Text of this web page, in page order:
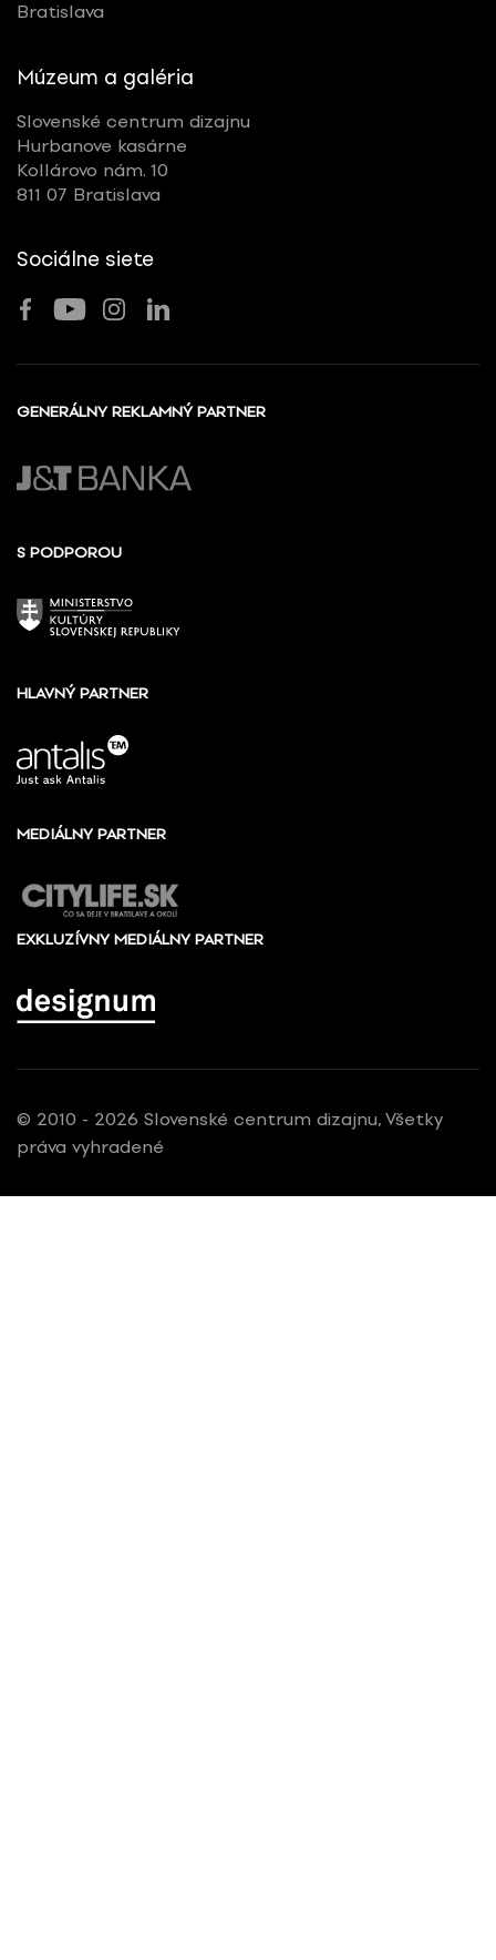
Bratislava
Múzeum a galéria
Slovenské centrum dizajnu
Hurbanove kasárne
Kollárovo nám. 10
811 07 Bratislava
Sociálne siete
GENERÁLNY REKLAMNÝ PARTNER
S PODPOROU
HLAVNÝ PARTNER
MEDIÁLNY PARTNER
EXKLUZÍVNY MEDIÁLNY PARTNER
© 2010 - 2026 Slovenské centrum dizajnu, Všetky
práva vyhradené